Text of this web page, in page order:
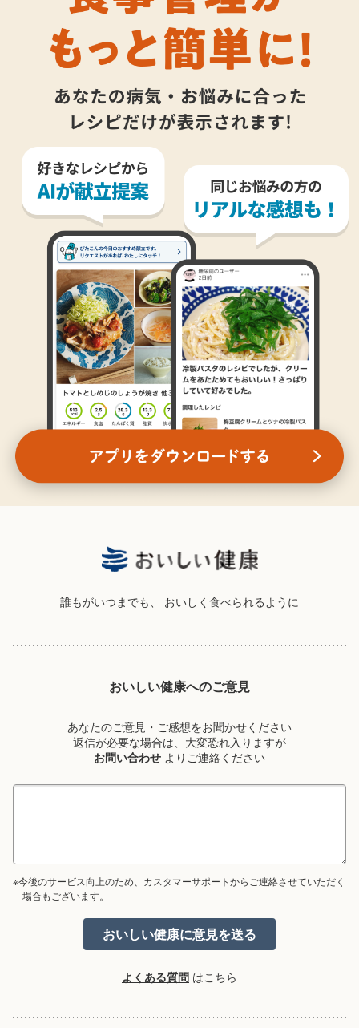
誰もがいつまでも、 おいしく食べられるように
おいしい健康へのご意見
あなたのご意見・ご感想をお聞かせください
返信が必要な場合は、大変恐れ入りますが
お問い合わせ よりご連絡ください
※今後のサービス向上のため、カスタマーサポートからご連絡させていただく
場合もございます。
よくある質問 はこちら